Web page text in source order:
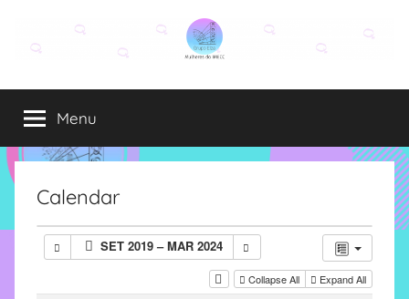
conteúdo
Grupo
Elza
Elza
é
formado
alunas,
funcionárias
Menu
Calendar
SET 2019 – MAR 2024
Collapse All Expand All